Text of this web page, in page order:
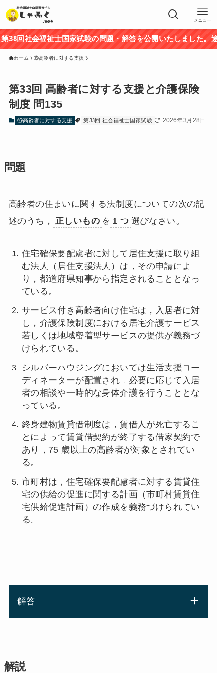
メニュー
社会福祉士国家試験の問題・解答を公開いたしました。途中
ホーム ⑯高齢者に対する支援
第33回 高齢者に対する支援と介護保険
制度 問135
⑯高齢者に対する支援 第33回 社会福祉士国家試験 2026年3月28日
問題
高齢者の住まいに関する法制度についての次の記
述のうち，
正しいもの を 1 つ 選びなさい。
住宅確保要配慮者に対して居住支援に取り組
む法人（居住支援法人）は，その申請によ
り，都道府県知事から指定されることとなっ
ている。
サービス付き高齢者向け住宅は，入居者に対
し，介護保険制度における居宅介護サービス
若しくは地域密着型サービスの提供が義務づ
けられている。
シルバーハウジングにおいては生活支援コー
ディネーターが配置され，必要に応じて入居
者の相談や一時的な身体介護を行うこととな
っている。
終身建物賃貸借制度は，賃借人が死亡するこ
とによって賃貸借契約が終了する借家契約で
あり，75 歳以上の高齢者が対象とされてい
る。
市町村は，住宅確保要配慮者に対する賃貸住
宅の供給の促進に関する計画（市町村賃貸住
宅供給促進計画）の作成を義務づけられてい
る。
解答
解説